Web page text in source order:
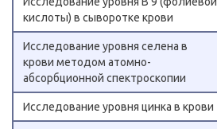
кислоты) в сыворотке крови
Исследование уровня селена в
крови методом атомно-
абсорбционной спектроскопии
Исследование уровня цинка в крови